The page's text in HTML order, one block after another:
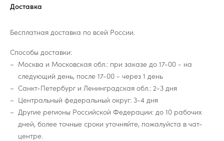
Доставка
Бесплатная доставка по всей России.
Способы доставки:
Москва и Московская обл.: при заказе до 17-00 - на
следующий день, после 17-00 - через 1 день
Санкт-Петербург и Ленинградская обл.: 2-3 дня
Центральный федеральный округ: 3-4 дня
Другие регионы Российской Федерации: до 10 рабочих
дней, более точные сроки уточняйте, пожалуйста в чат-
центре.